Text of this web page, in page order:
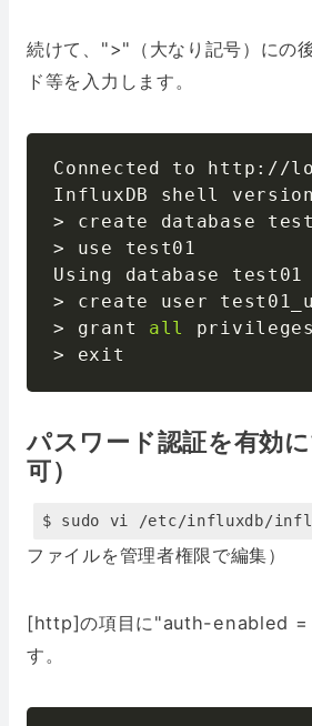
続けて、">"（大なり記号）にの
ド等を入力します。
Connected to http : //
InfluxDB shell version
>
>
use test01
>
create user
>
grant all
>
パスワード認証を有効
可）
$ sudo vi /etc/influxdb/
ファイルを管理者権限で編集）
[http]の項目に"auth-enabled =
す。